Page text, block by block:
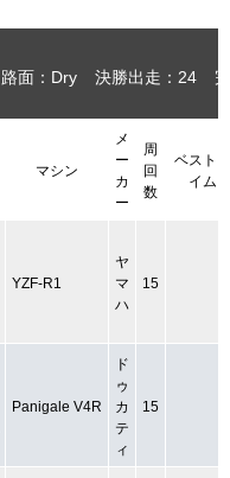
路面：Dry 決勝出走：24
マシン
メ
ー
カ
ー
周
回
数
ベストタ
イム
YZF-R1
ヤ
マ
ハ
15
Panigale V4R
ド
ゥ
カ
テ
ィ
15